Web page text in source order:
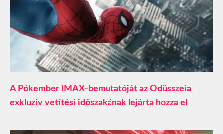
A Pókember IMAX-bemutatóját az Odüsszeia
exkluzív vetítési időszakának lejárta hozza el